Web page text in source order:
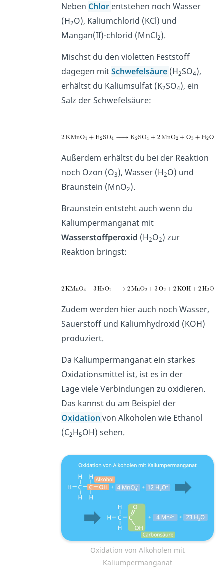
Neben Chlor entstehen noch Wasser
(H2O), Kaliumchlorid (KCl) und
Mangan(II)-chlorid (MnCl2).
Mischst du den violetten Feststoff
dagegen mitSchwefelsäure (H2SO4),
erhältst du Kaliumsulfat (K2SO4), ein
Salz der Schwefelsäure:
Außerdem erhältst du bei der Reaktion
noch Ozon (O3), Wasser(H2O) und
Braunstein (MnO2).
Braunstein entsteht auch wenn du
Kaliumpermanganat mit
Wasserstoffperoxid (H2O2) zur
Reaktion bringst:
Zudem werden hier auch noch Wasser,
Sauerstoff und Kaliumhydroxid (KOH)
produziert.
Da Kaliumpermanganat ein starkes
Oxidationsmittel ist, ist es in der
Lage viele Verbindungen zu oxidieren.
Das kannst du am Beispiel der
Oxidation von Alkoholen wie Ethanol
(C2H5OH) sehen.
Oxidation von Alkoholen mit
Kaliumpermanganat